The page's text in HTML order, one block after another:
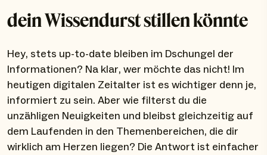
dein Wissendurst stillen könnte
Hey, stets up-to-date bleiben im Dschungel der
Informationen? Na klar, wer möchte das nicht! Im
heutigen digitalen Zeitalter ist es wichtiger denn je,
informiert zu sein. Aber wie filterst du die
unzähligen Neuigkeiten und bleibst gleichzeitig auf
dem Laufenden in den Themenbereichen, die dir
wirklich am Herzen liegen? Die Antwort ist einfacher